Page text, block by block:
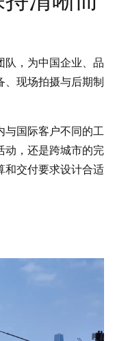
队，为中国企业、品
、现场拍摄与后期制
与国际客户不同的工
动，还是跨城市的完
和交付要求设计合适